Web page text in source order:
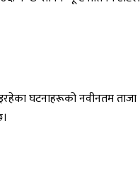
घटनाहरूको नवीनतम ताजा